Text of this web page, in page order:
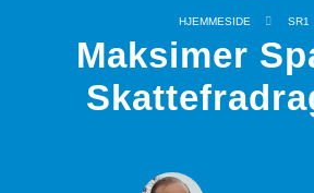
HJEMMESIDE SR1
Maksimer